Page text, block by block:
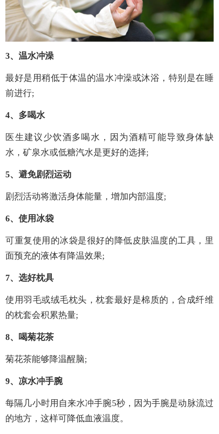
3、温水冲澡
最好是用稍低于体温的温水冲澡或沐浴，特别是在睡
前进行;
4、多喝水
医生建议少饮酒多喝水，因为酒精可能导致身体缺
水，矿泉水或低糖汽水是更好的选择;
5、避免剧烈运动
剧烈活动将激活身体能量，增加内部温度;
6、使用冰袋
可重复使用的冰袋是很好的降低皮肤温度的工具，里
面预充的液体有降温效果;
7、选好枕具
使用羽毛或绒毛枕头，枕套最好是棉质的，合成纤维
的枕套会积累热量;
8、喝菊花茶
菊花茶能够降温醒脑;
9、凉水冲手腕
每隔几小时用自来水冲手腕5秒，因为手腕是动脉流过
的地方，这样可降低血液温度。